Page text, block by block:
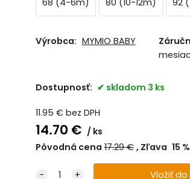
Výrobca: MYMIO BABY
Dostupnosť: skladom 3 ks
11.95 € bez DPH
14.70 €
ks
Pôvodná cena 17.29€ Zľava 15 %